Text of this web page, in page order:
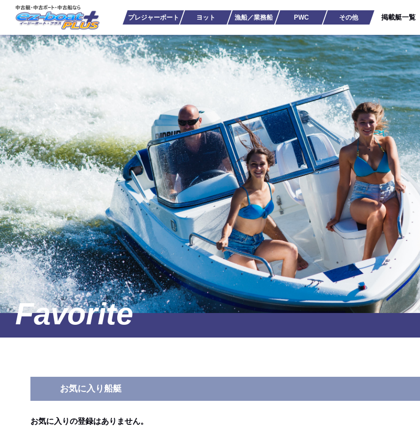
プレジャーボート ヨット 漁船／業務船 PWC その他 掲載艇一覧
お気に入り船艇
お気に入りの登録はありません。